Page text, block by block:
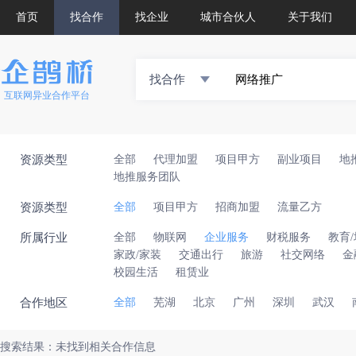
首页 找合作 找企业 城市合伙人 关于我们
互联网异业合作平台
找合作
资源类型 全部 代理加盟 项目甲方 副业项目
地
地推服务团队
资源类型 全部 项目甲方 招商加盟 流量乙方
所属行业 全部 物联网 企业服务 财税服务
教育/
家政/家装
交通出行 旅游 社交网络
金
校园生活
租赁业
合作地区 全部 芜湖 北京 广州 深圳 武汉
搜索结果：未找到相关合作信息